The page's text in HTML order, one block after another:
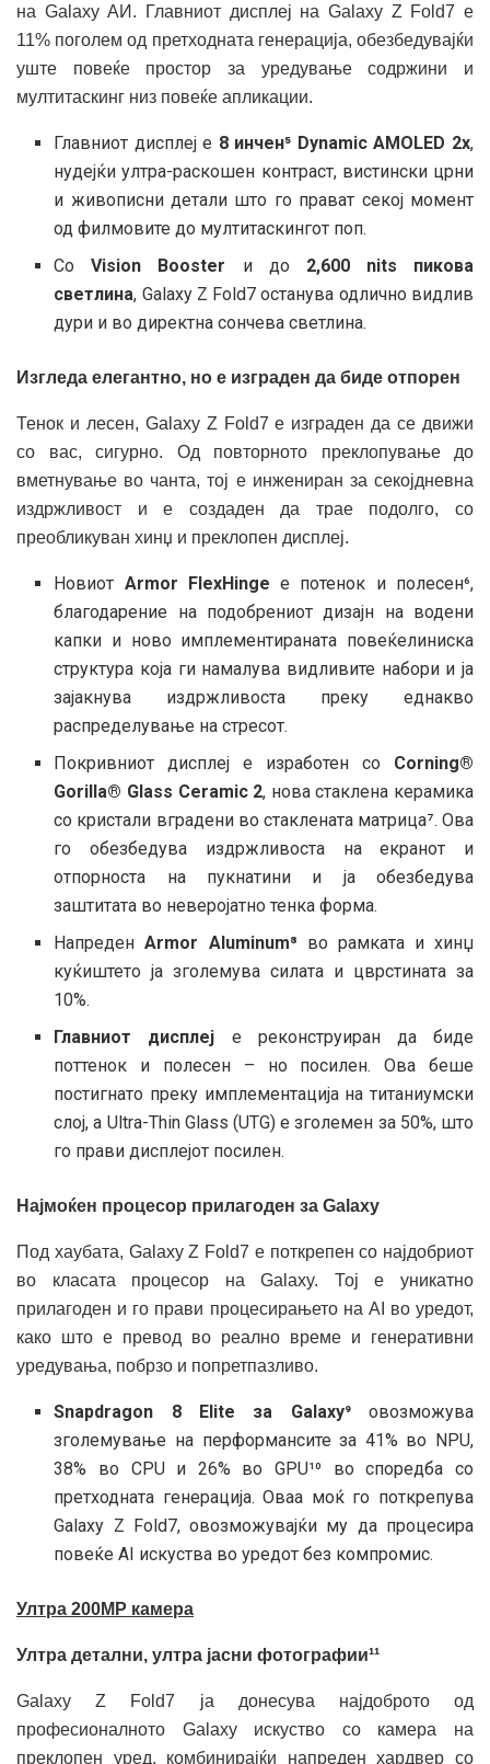
на Galaxy АИ. Главниот дисплеј на Galaxy Z Fold7 е
11% поголем од претходната генерација, обезбедувајќи
уште повеќе простор за уредување содржини и
мултитаскинг низ повеќе апликации.
Главниот дисплеј е 8 инчен⁵ Dynamic AMOLED 2x,
нудејќи ултра-раскошен контраст, вистински црни
и живописни детали што го прават секој момент
од филмовите до мултитаскингот поп.
СоVision Booster и до 2,600 nits пикова
светлина, Galaxy Z Fold7 останува одлично видлив
дури и во директна сончева светлина.
Изгледа елегантно, но е изграден да биде отпорен
Тенок и лесен, Galaxy Z Fold7 е изграден да се движи
со вас, сигурно. Од повторното преклопување до
вметнување во чанта, тој е инжениран за секојдневна
издржливост и е создаден да трае подолго, со
преобликуван хинџ и преклопен дисплеј.
Новиот Armor FlexHinge е потенок и полесен⁶,
благодарение на подобрениот дизајн на водени
капки и ново имплементираната повеќелиниска
структура која ги намалува видливите набори и ја
зајакнува издржливоста преку еднакво
распределување на стресот.
Покривниот дисплеј е изработен со Corning®
Gorilla® Glass Ceramic 2, нова стаклена керамика
со кристали вградени во стаклената матрица⁷. Ова
го обезбедува издржливоста на екранот и
отпорноста на пукнатини и ја обезбедува
заштитата во неверојатно тенка форма.
НапреденArmor Aluminum⁸ во рамката и хинџ
куќиштето ја зголемува силата и цврстината за
10%.
Главниот дисплеј е реконструиран да биде
поттенок и полесен – но посилен. Ова беше
постигнато преку имплементација на титаниумски
слој, а Ultra-Thin Glass (UTG) е зголемен за 50%, што
го прави дисплејот посилен.
Најмоќен процесор прилагоден за Galaxy
Под хаубата, Galaxy Z Fold7 е поткрепен со најдобриот
во класата процесор на Galaxy. Тој е уникатно
прилагоден и го прави процесирањето на AI во уредот,
како што е превод во реално време и генеративни
уредувања, побрзо и попретпазливо.
Snapdragon 8 Elite за Galaxy⁹овозможува
зголемување на перформансите за 41% во NPU,
38% во CPU и 26% во GPU¹⁰ во споредба со
претходната генерација. Оваа моќ го поткрепува
Galaxy Z Fold7, овозможувајќи му да процесира
повеќе AI искуства во уредот без компромис.
Ултра 200MP камера
Ултра детални, ултра јасни фотографии¹¹
Galaxy Z Fold7 ја донесува најдоброто од
професионалното Galaxy искуство со камера на
преклопен уред, комбинирајќи напреден хардвер со